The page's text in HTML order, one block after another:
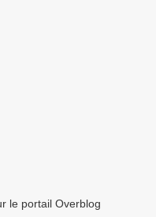
le portail Overblog